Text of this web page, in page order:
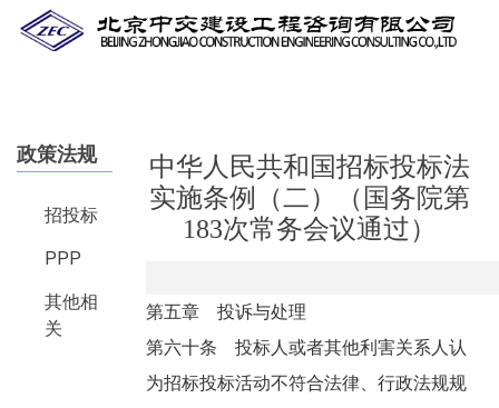
政策法规
招投标
PPP
其他相
关
中华人民共和国招标投标法
实施条例（二）（国务院第
183次常务会议通过）
第五章 投诉与处理
第六十条 投标人或者其他利害关系人认
为招标投标活动不符合法律、行政法规规